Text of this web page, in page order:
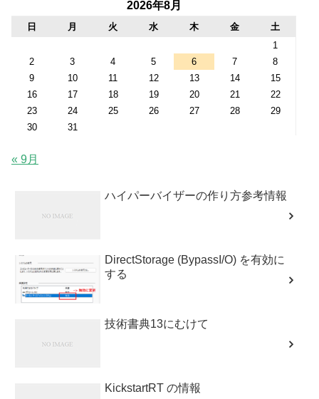
2026年8月
日 月 火 水 木 金
土
1
2
3 4 5 6 7
8
9
10 11 12 13 14
15
16
17 18 19 20 21
22
23
24 25 26 27 28
29
30
31
« 9月
ハイパーバイザーの作り方参考情報
DirectStorage (BypassI/O) を有効に
する
技術書典13にむけて
KickstartRT の情報